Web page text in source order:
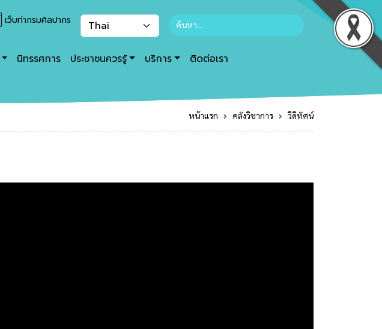
เว็บท่ากรมศิลปากร
นิทรรศการ ประชาชนควรรู้ บริการ ติดต่อเรา
หน้าแรก คลังวิชาการ วีดิทัศน์